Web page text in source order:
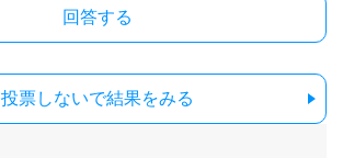
投票しないで結果をみる